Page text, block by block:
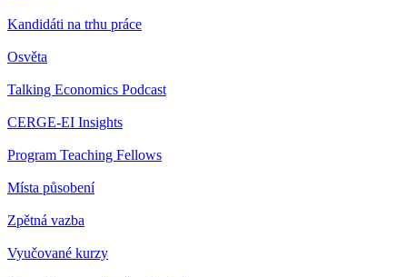
Kandidáti na trhu práce
Osvěta
Talking Economics Podcast
CERGE-EI Insights
Program Teaching Fellows
Místa působení
Zpětná vazba
Vyučované kurzy